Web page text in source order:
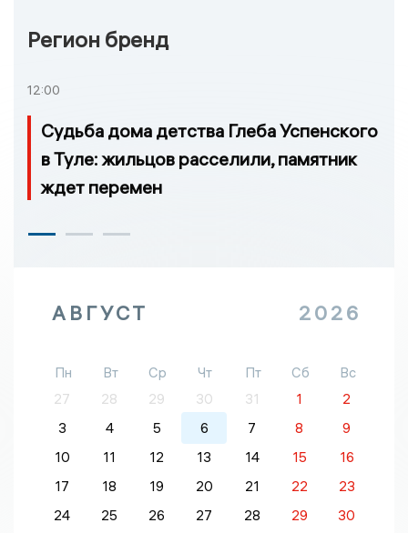
Регион бренд
12:00
Судьба дома детства Глеба Успенского
в Туле: жильцов расселили, памятник
ждет перемен
АВГУСТ 2026
Пн Вт Ср Чт Пт Сб
Вс
27
28 29 30 31 1
2
3
4 5 6 7 8
9
10
11 12 13 14 15
16
17
18 19 20 21 22
23
24
25 26 27 28 29
30